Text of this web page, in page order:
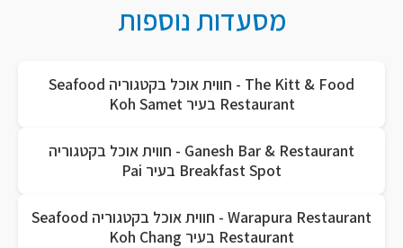
מסעדות נוספות
The Kitt & Food - חווית אוכל בקטגוריה Seafood
Restaurant בעיר Koh Samet
Ganesh Bar & Restaurant - חווית אוכל בקטגוריה
Breakfast Spot בעיר Pai
Warapura Restaurant - חווית אוכל בקטגוריה Seafood
Restaurant בעיר Koh Chang